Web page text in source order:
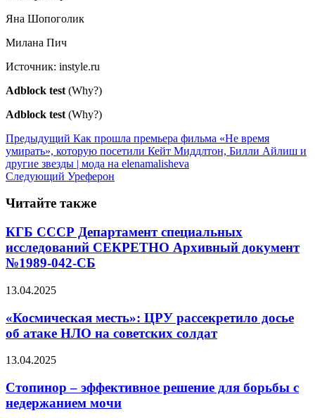
Яна Шопоголик
Милана Пич
Источник: instyle.ru
Adblock test (Why?)
Adblock test (Why?)
Предыдущий Как прошла премьера фильма «Не время
умирать», которую посетили Кейт Миддлтон, Билли Айлиш и
другие звезды | мода на elenamalisheva
Следующий Уреферон
Читайте также
КГБ СССР Департамент специальных
исследований СЕКРЕТНО Архивный документ
№1989-042-СБ
13.04.2025
«Космическая месть»: ЦРУ рассекретило досье
об атаке НЛО на советских солдат
13.04.2025
Стопинор – эффективное решение для борьбы с
недержанием мочи